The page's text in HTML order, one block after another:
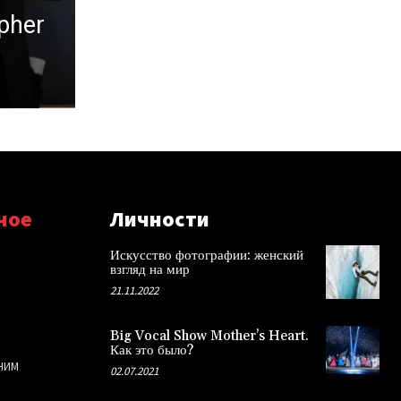
Личности
Искусство фотографии: женский
взгляд на мир
21.11.2022
Big Vocal Show Mother’s Heart.
Как это было?
02.07.2021